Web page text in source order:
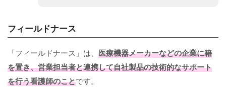
フィールドナース
「フィールドナース」は、 医療機器メーカーなどの企業に籍
を置き、営業担当者と連携して自社製品の技術的なサポート
を行う看護師のことです。